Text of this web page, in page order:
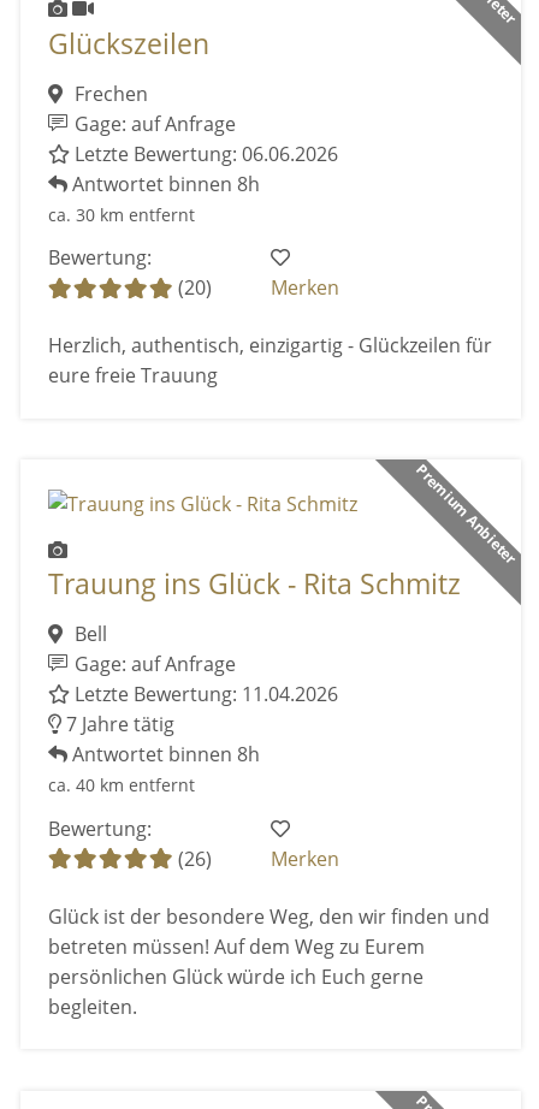
Glückszeilen
Frechen
Gage: auf Anfrage
Letzte Bewertung: 06.06.2026
Antwortet binnen 8h
ca. 30 km entfernt
Bewertung:
(20)
Merken
Herzlich, authentisch, einzigartig - Glückzeilen für
eure freie Trauung
Premium Anbieter
Trauung ins Glück - Rita Schmitz
Bell
Gage: auf Anfrage
Letzte Bewertung: 11.04.2026
7 Jahre tätig
Antwortet binnen 8h
ca. 40 km entfernt
Bewertung:
(26)
Merken
Glück ist der besondere Weg, den wir finden und
betreten müssen! Auf dem Weg zu Eurem
persönlichen Glück würde ich Euch gerne
begleiten.